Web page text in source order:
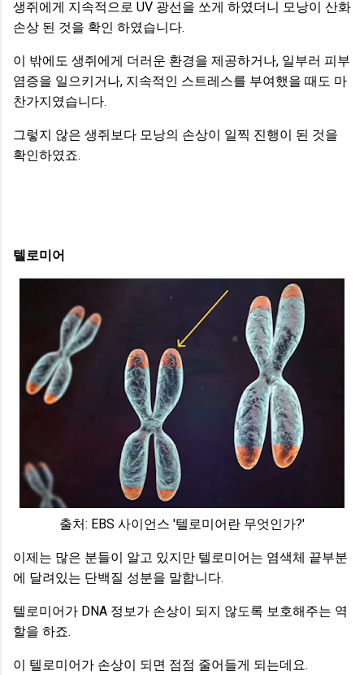
생쥐에게 지속적으로 UV 광선을 쏘게 하였더니 모낭이 산화
손상 된 것을 확인 하였습니다.
이 밖에도 생쥐에게 더러운 환경을 제공하거나, 일부러 피부
염증을 일으키거나, 지속적인 스트레스를 부여했을 때도 마
찬가지였습니다.
그렇지 않은 생쥐보다 모낭의 손상이 일찍 진행이 된 것을
확인하였죠.
텔로미어
출처: EBS 사이언스 '텔로미어란 무엇인가?'
이제는 많은 분들이 알고 있지만 텔로미어는 염색체 끝부분
에 달려있는 단백질 성분을 말합니다.
텔로미어가 DNA 정보가 손상이 되지 않도록 보호해주는 역
할을 하죠.
이 텔로미어가 손상이 되면 점점 줄어들게 되는데요.